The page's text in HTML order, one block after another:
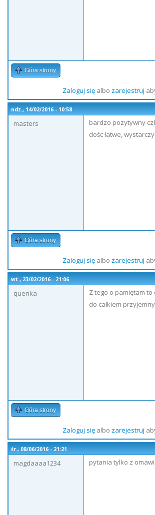
Góra strony
Zaloguj sięalbo zarejestruj
ndz., 14/02/2016 - 10:58
masters
bardzo pozytywny
dośc łatwe,
Góra strony
Zaloguj sięalbo zarejestruj
wt., 23/02/2016 - 21:06
quenka
Z tego o pamiętam to
do całkiem
Góra strony
Zaloguj sięalbo zarejestruj
śr., 08/06/2016 - 21:21
magdaaaa1234
pytania tylko z